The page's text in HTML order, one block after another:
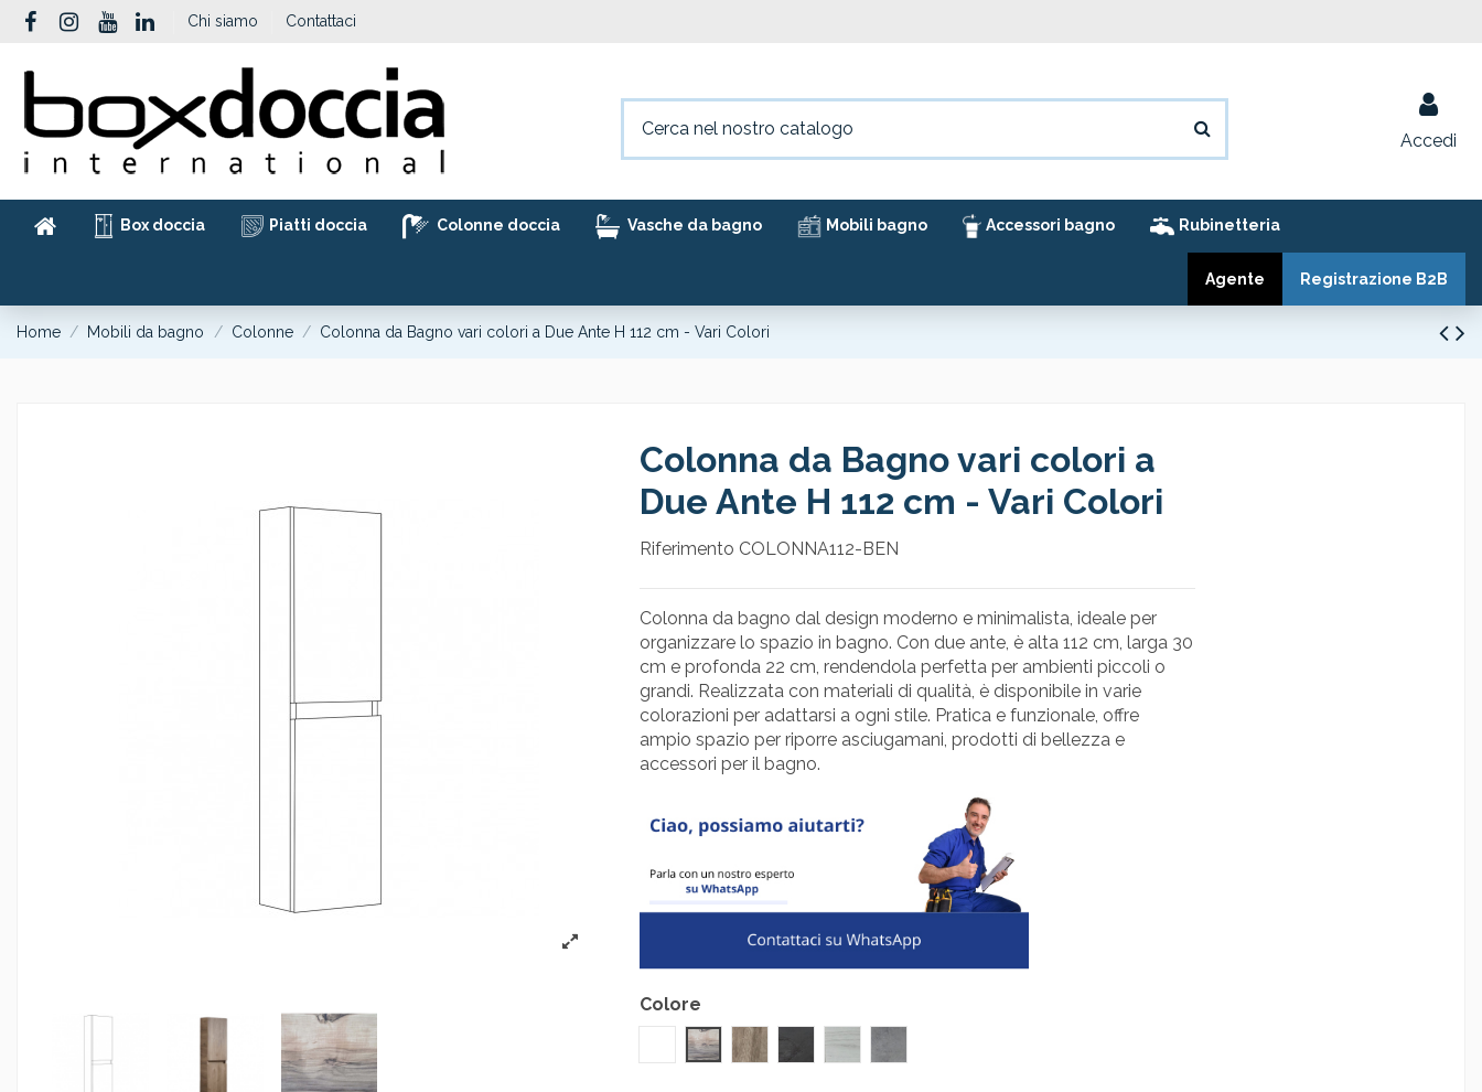
Chi siamo Contattaci
Accedi
Box doccia Piatti doccia Colonne doccia Vasche da bagno Mobili bagno Accessori bagno Rubinetteria
Registrazione B2B
Agente
Home Mobili da bagno Colonne Colonna da Bagno vari colori a Due Ante H 112 cm - Vari Colori
Colonna da Bagno vari colori a
Due Ante H 112 cm - Vari Colori
Riferimento COLONNA112-BEN
Colonna da bagno dal design moderno e minimalista, ideale per
organizzare lo spazio in bagno. Con due ante, è alta 112 cm, larga 30
cm e profonda 22 cm, rendendola perfetta per ambienti piccoli o
grandi. Realizzata con materiali di qualità, è disponibile in varie
colorazioni per adattarsi a ogni stile. Pratica e funzionale, offre
ampio spazio per riporre asciugamani, prodotti di bellezza e
accessori per il bagno.
Colore
BiancoBengalaSherwoodOssidoSignal